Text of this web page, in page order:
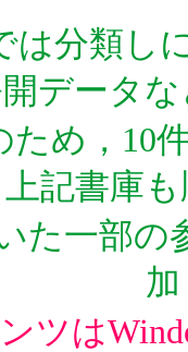
は分類し
データ
ため，10
上記書庫
た一部の
ツは